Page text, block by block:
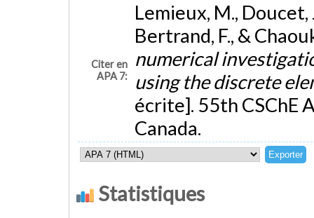
Citer en
APA 7:
Lemieux, M., Doucet,
Bertrand, F., &
numerical
using the discrete
écrite]. 55th CSChE
Canada.
Statistiques